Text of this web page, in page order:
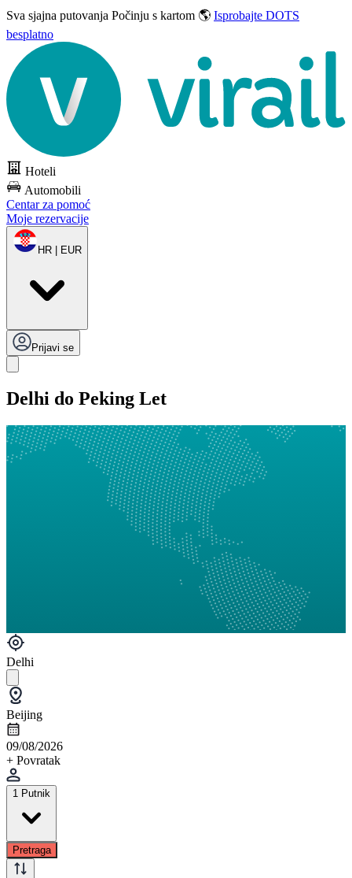
Sva sjajna putovanja Počinju s kartom 🌎 Isprobajte DOTS
besplatno
Hoteli
Automobili
Centar za pomoć
Moje rezervacije
HR | EUR
Prijavi se
Delhi do Peking Let
Delhi
Beijing
09/08/2026
+ Povratak
1 Putnik
Pretraga